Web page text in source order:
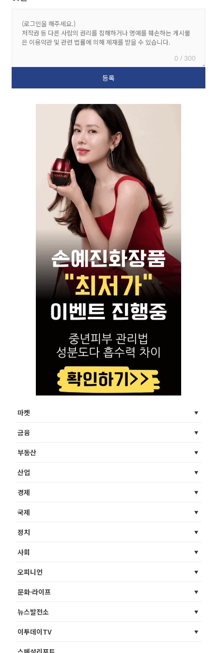
0 / 300
마켓
금융
부동산
산업
경제
국제
정치
사회
오피니언
문화·라이프
뉴스발전소
이투데이TV